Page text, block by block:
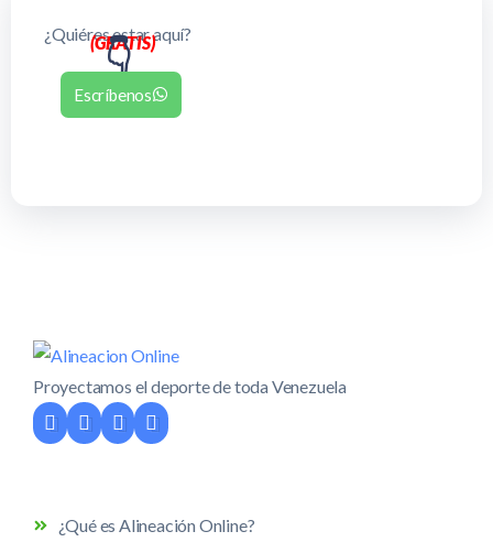
¿Quiéres estar aquí?
(GRATIS)
👇
Escríbenos
Proyectamos el deporte de toda Venezuela
¿Qué es Alineación Online?